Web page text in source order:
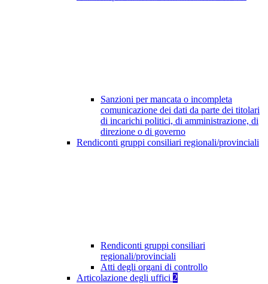
Sanzioni per mancata o incompleta
comunicazione dei dati da parte dei titolari
di incarichi politici, di amministrazione, di
direzione o di governo
Rendiconti gruppi consiliari regionali/provinciali
Rendiconti gruppi consiliari
regionali/provinciali
Atti degli organi di controllo
Articolazione degli uffici 2